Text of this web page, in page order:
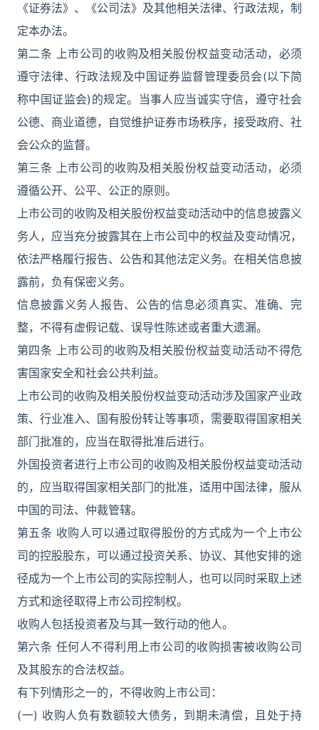
《证券法》、《公司法》及其他相关法律、行政法规，制
定本办法。
第二条 上市公司的收购及相关股份权益变动活动，必须
遵守法律、行政法规及中国证券监督管理委员会(以下简
称中国证监会)的规定。当事人应当诚实守信，遵守社会
公德、商业道德，自觉维护证券市场秩序，接受政府、社
会公众的监督。
第三条 上市公司的收购及相关股份权益变动活动，必须
遵循公开、公平、公正的原则。
上市公司的收购及相关股份权益变动活动中的信息披露义
务人，应当充分披露其在上市公司中的权益及变动情况，
依法严格履行报告、公告和其他法定义务。在相关信息披
露前，负有保密义务。
信息披露义务人报告、公告的信息必须真实、准确、完
整，不得有虚假记载、误导性陈述或者重大遗漏。
第四条 上市公司的收购及相关股份权益变动活动不得危
害国家安全和社会公共利益。
上市公司的收购及相关股份权益变动活动涉及国家产业政
策、行业准入、国有股份转让等事项，需要取得国家相关
部门批准的，应当在取得批准后进行。
外国投资者进行上市公司的收购及相关股份权益变动活动
的，应当取得国家相关部门的批准，适用中国法律，服从
中国的司法、仲裁管辖。
第五条 收购人可以通过取得股份的方式成为一个上市公
司的控股股东，可以通过投资关系、协议、其他安排的途
径成为一个上市公司的实际控制人，也可以同时采取上述
方式和途径取得上市公司控制权。
收购人包括投资者及与其一致行动的他人。
第六条 任何人不得利用上市公司的收购损害被收购公司
及其股东的合法权益。
有下列情形之一的，不得收购上市公司：
(一) 收购人负有数额较大债务，到期未清偿，且处于持